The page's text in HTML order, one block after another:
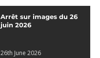
Arrêt sur images du 26
juin 2026
26th June 2026